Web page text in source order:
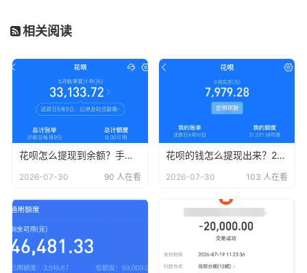
相关阅读
花呗怎么提现到余额？手把手教你正确姿势，小白必看！
2026-07-30 90 人在看
花呗的钱怎么提现出来？2026年最新宝藏攻略，手把手教你快速搞定！
2026-07-30 103 人在看